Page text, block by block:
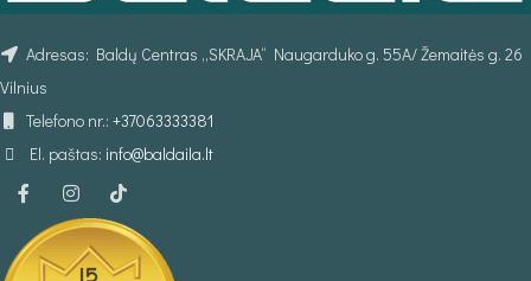
Adresas: Baldų Centras „SKRAJA“ Naugarduko g. 55A/ Žemaitės g. 26
Vilnius
Telefono nr.: +37063333381
El. paštas: info@baldaila.lt